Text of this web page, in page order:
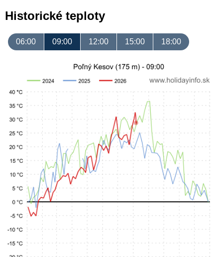
Historické teploty
06:00 09:00 12:00 15:00 18:00